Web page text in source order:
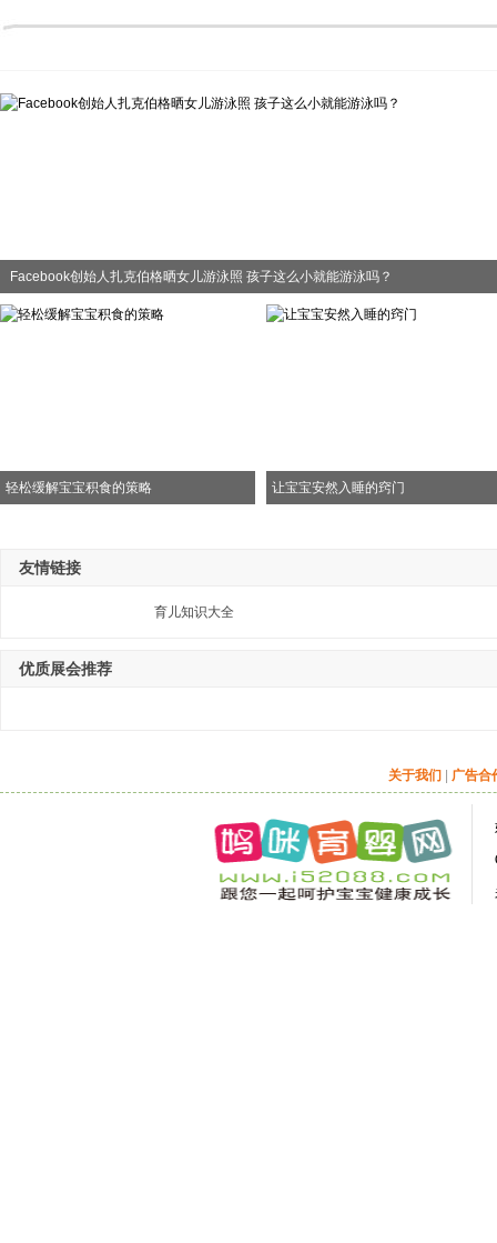
Facebook创始人扎克伯格晒女儿游泳照 孩子这么小就能游泳吗？
轻松缓解宝宝积食的策略 让宝宝安然入睡的窍门
友情链接
育儿知识大全
优质展会推荐
关于我们 广告合